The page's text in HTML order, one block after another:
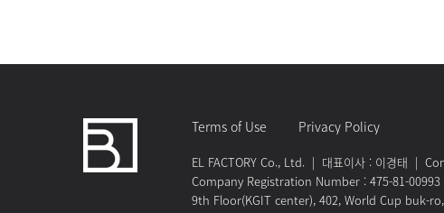
Terms of Use Privacy Policy
EL FACTORY Co., Ltd. | 대표이사 : 이경태 |
Company Registration Number : 475-81-
9th Floor(KGIT center), 402, World Cup buk-